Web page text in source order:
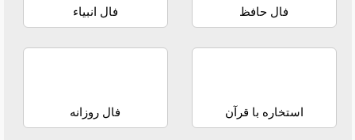
فال حافظ فال انبیاء
استخاره با قرآن فال روزانه